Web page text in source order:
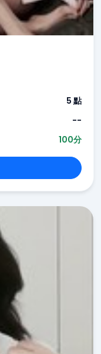
5 點
--
100分